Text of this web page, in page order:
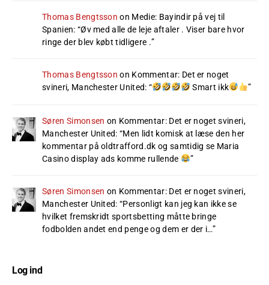
Thomas Bengtsson on Medie: Bayindir på vej til
Spanien: “Øv med alle de leje aftaler . Viser bare hvor
ringe der blev købt tidligere .”
Thomas Bengtsson on Kommentar: Det er noget
svineri, Manchester United: “ Smart ikk ”
Søren Simonsen on Kommentar: Det er noget svineri,
Manchester United: “Men lidt komisk at læse den her
kommentar på oldtrafford.dk og samtidig se Maria
Casino display ads komme rullende
”
Søren Simonsen on Kommentar: Det er noget svineri,
Manchester United: “Personligt kan jeg kan ikke se
hvilket fremskridt sportsbetting måtte bringe
fodbolden andet end penge og dem er der i…”
Log ind